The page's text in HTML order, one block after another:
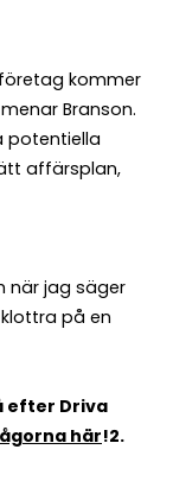
kommer
Branson.
potentiella
affärsplan,
när jag säger
på en
efter Driva
här!2.